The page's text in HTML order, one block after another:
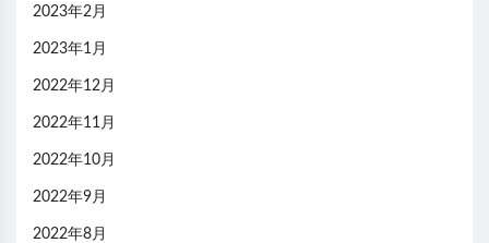
2023年2月
2023年1月
2022年12月
2022年11月
2022年10月
2022年9月
2022年8月